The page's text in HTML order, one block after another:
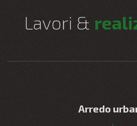
Lavori &
Arredo